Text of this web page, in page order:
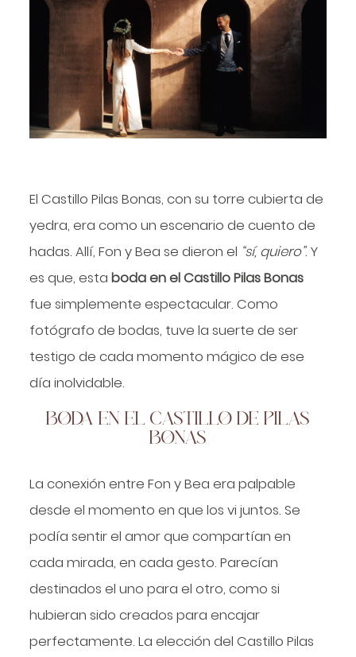
El Castillo Pilas Bonas, con su torre cubierta de
yedra, era como un escenario de cuento de
hadas. Allí, Fon y Bea se dieron el “sí, quiero”. Y
es que, estaboda en el Castillo Pilas Bonas
fue simplemente espectacular. Como
fotógrafo de bodas, tuve la suerte de ser
testigo de cada momento mágico de ese
día inolvidable.
BODA EN EL CASTILLO DE PILAS
BONAS
La conexión entre Fon y Bea era palpable
desde el momento en que los vi juntos. Se
podía sentir el amor que compartían en
cada mirada, en cada gesto. Parecían
destinados el uno para el otro, como si
hubieran sido creados para encajar
perfectamente. La elección del Castillo Pilas